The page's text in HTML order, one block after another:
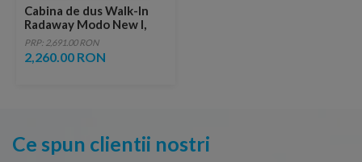
Cabina de dus Walk-In
Radaway Modo New I,
120x200 cm, sticla
transparenta
PRP: 2,691.00 RON
2,260.00 RON
Ce spun clientii nostri